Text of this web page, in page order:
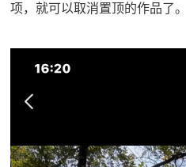
项，就可以取消置顶的作品了。